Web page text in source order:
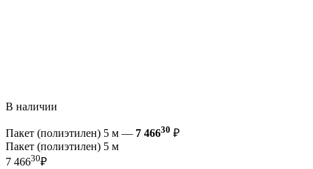
В наличии
Пакет (полиэтилен) 5 м — 7 46630 ₽
Пакет (полиэтилен) 5 м
7 46630₽